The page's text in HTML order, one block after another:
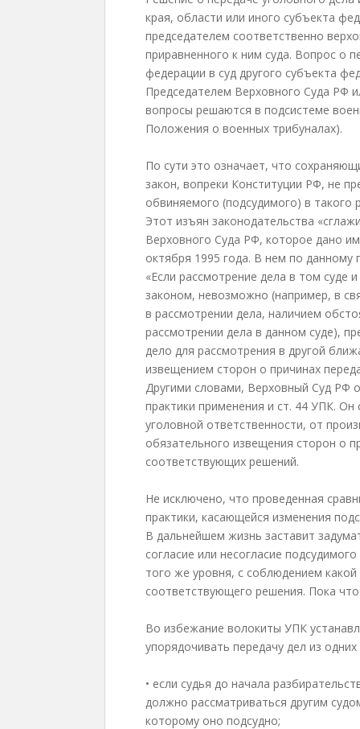
края, области или иного субъекта
председателем соответственно
приравненного к ним суда. Вопрос о
федерации в суд другого субъекта
Председателем Верховного Суда РФ
вопросы решаются в подсистеме
Положения о военных трибуналах).
По сути это означает, что
закон, вопреки Конституции РФ, не
обвиняемого (подсудимого) в такого
Этот изъян законодательства
Верховного Суда РФ, которое дано
октября 1995 года. В нем по данному
«Если рассмотрение дела в том суде
законом, невозможно (например, в
в рассмотрении дела, наличием
рассмотрении дела в данном суде),
дело для рассмотрения в другой
извещением сторон о причинах
Другими словами, Верховный Суд РФ
практики применения и ст. 44 УПК.
уголовной ответственности, от
обязательного извещения сторон о
соответствующих решений.
Не исключено, что проведенная
практики, касающейся изменения
В дальнейшем жизнь заставит
согласие или несогласие
того же уровня, с соблюдением
соответствующего решения. Пока
Во избежание волокиты УПК
упорядочивать передачу дел из одних
• если судья до начала
должно рассматриваться другим
которому оно подсудно;